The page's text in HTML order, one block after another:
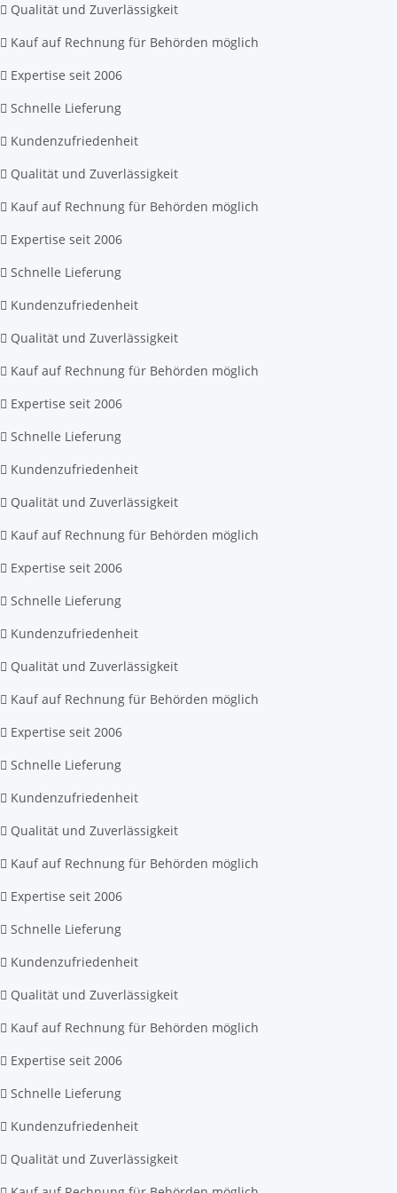
Qualität und Zuverlässigkeit
Kauf auf Rechnung für Behörden möglich
Expertise seit 2006
Schnelle Lieferung
Kundenzufriedenheit
Qualität und Zuverlässigkeit
Kauf auf Rechnung für Behörden möglich
Expertise seit 2006
Schnelle Lieferung
Kundenzufriedenheit
Qualität und Zuverlässigkeit
Kauf auf Rechnung für Behörden möglich
Expertise seit 2006
Schnelle Lieferung
Kundenzufriedenheit
Qualität und Zuverlässigkeit
Kauf auf Rechnung für Behörden möglich
Expertise seit 2006
Schnelle Lieferung
Kundenzufriedenheit
Qualität und Zuverlässigkeit
Kauf auf Rechnung für Behörden möglich
Expertise seit 2006
Schnelle Lieferung
Kundenzufriedenheit
Qualität und Zuverlässigkeit
Kauf auf Rechnung für Behörden möglich
Expertise seit 2006
Schnelle Lieferung
Kundenzufriedenheit
Qualität und Zuverlässigkeit
Kauf auf Rechnung für Behörden möglich
Expertise seit 2006
Schnelle Lieferung
Kundenzufriedenheit
Qualität und Zuverlässigkeit